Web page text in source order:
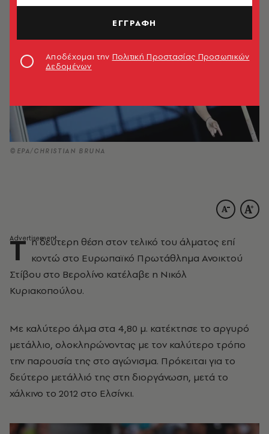
©EPA/CHRISTIAN BRUNA
Τ η δεύτερη θέση στον τελικό του άλματος επί
κοντώ στο Ευρωπαϊκό Πρωτάθλημα Ανοικτού
Στίβου στο Βερολίνο κατέλαβε η Νικόλ
Κυριακοπούλου.
Με καλύτερο άλμα στα 4,80 μ. κατέκτησε το αργυρό
μετάλλιο, ολοκληρώνοντας με τον καλύτερο τρόπο
την παρουσία της στο αγώνισμα. Πρόκειται για το
δεύτερο μετάλλιό της στη διοργάνωση, μετά το
χάλκινο το 2012 στο Ελσίνκι.
ΕΓΓΡΑΦΗ
Αποδέχομαι την Πολιτική Προστασίας Προσωπικών
Δεδομένων